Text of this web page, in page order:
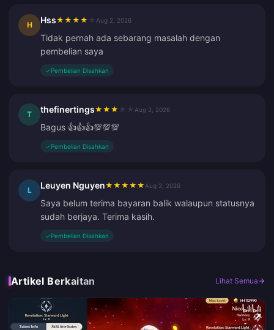
H Hss★ ★ ★ ★ Aug 2, 2026
Tidak pernah ada sebarang masalah dengan
pembelian saya
✓Pembelian Disahkan
T thefinertings★ ★ ★ Aug 2, 2026
Bagus 👍👍👍💯💯💯
✓Pembelian Disahkan
L Leuyen Nguyen★ ★ ★ ★ ★ Aug 2, 2026
Saya belum terima bayaran balik walaupun statusnya
sudah berjaya. Terima kasih.
✓Pembelian Disahkan
Artikel Berkaitan Lihat Semua